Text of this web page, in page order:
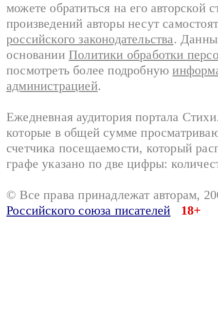
можете обратиться на его авторской
произведений авторы несут
российского законодательства.
основании Политики обработки
посмотреть более подробную
администрацией.
Ежедневная аудитория портала
которые в общей сумме
счетчика посещаемости, который
графе указано по две цифры:
© Все права принадлежат авторам,
Российского союза писателей
18+